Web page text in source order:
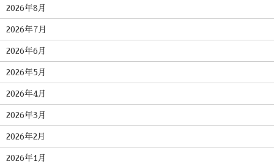
2026年8月
2026年7月
2026年6月
2026年5月
2026年4月
2026年3月
2026年2月
2026年1月